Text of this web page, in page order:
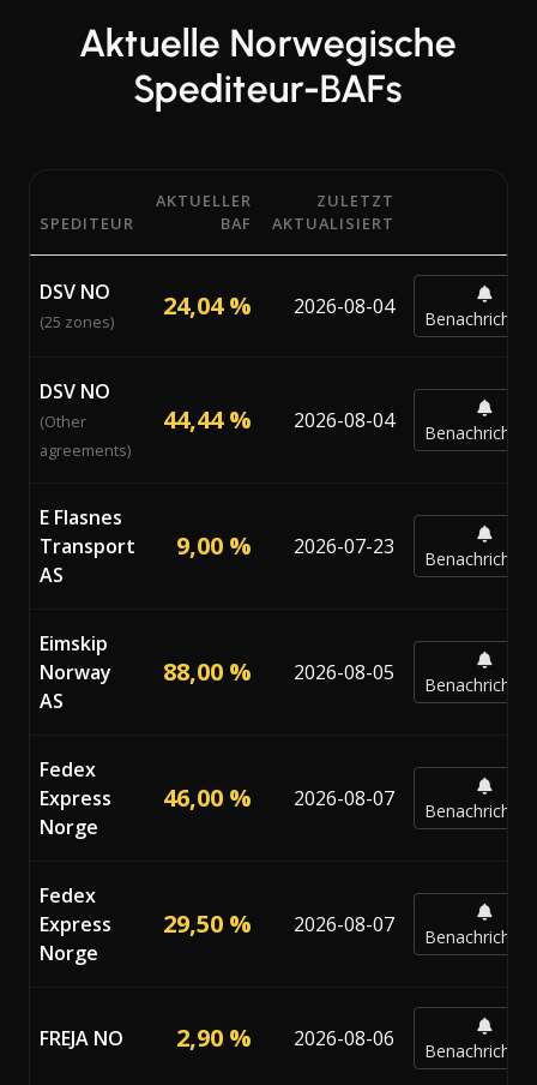
Aktuelle Norwegische
Spediteur-BAFs
Aktuelle Bunker Adjustment Factor (BAF)
SPEDITEUR
AKTUELLER
BAF
ZULETZT
AKTUALISIERT
DSV NO
(25 zones) 24,04 % 2026-08-04
DSV NO
(Other
agreements)
44,44 % 2026-08-04
E Flasnes
Transport
AS
9,00 % 2026-07-23
Eimskip
Norway
AS
88,00 % 2026-08-05
Fedex
Express
Norge
46,00 % 2026-08-07
Fedex
Express
Norge
29,50 % 2026-08-07
FREJA NO 2,90 % 2026-08-06